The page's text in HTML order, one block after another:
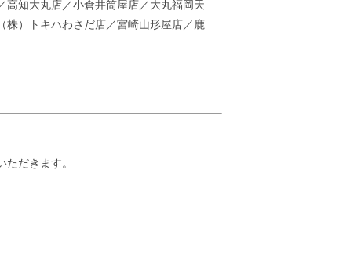
知大丸店／小倉井筒屋店／大丸福岡天
株）トキハわさだ店／宮崎山形屋店／鹿
だきます。